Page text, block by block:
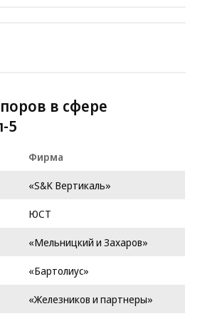
в сфере
5
Фирма
«S&K Вертикаль»
ЮСТ
«Мельницкий и Захаров»
«Бартолиус»
«Железников и партнеры»